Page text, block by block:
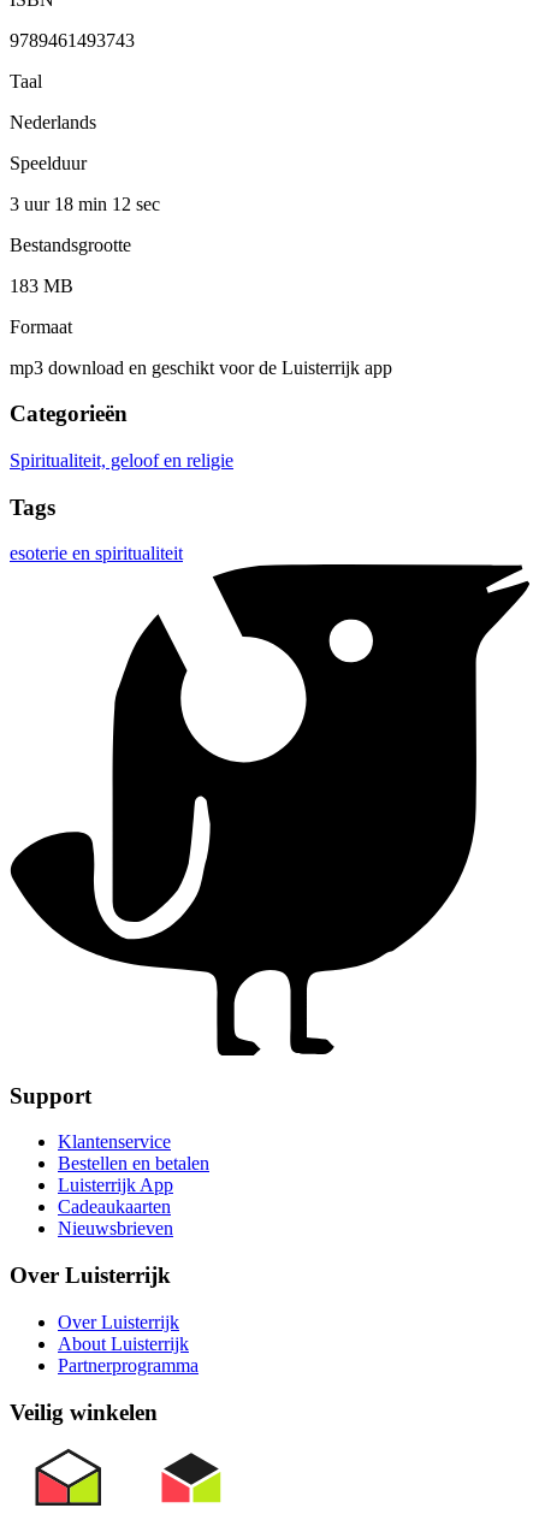
9789461493743
Taal
Nederlands
Speelduur
3 uur 18 min 12 sec
Bestandsgrootte
183 MB
Formaat
mp3 download en geschikt voor de Luisterrijk app
Categorieën
Spiritualiteit, geloof en religie
Tags
esoterie en spiritualiteit
Support
Klantenservice
Bestellen en betalen
Luisterrijk App
Cadeaukaarten
Nieuwsbrieven
Over Luisterrijk
Over Luisterrijk
About Luisterrijk
Partnerprogramma
Veilig winkelen